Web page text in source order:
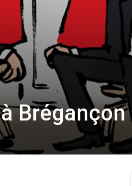
Brégançon